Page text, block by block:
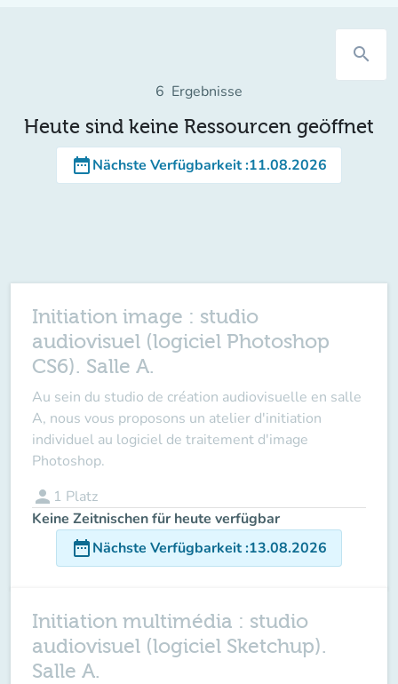
search
6 Ergebnisse
Heute sind keine Ressourcen geöffnet
date_rangeNächste Verfügbarkeit:11.08.2026
Initiation image : studio
audiovisuel (logiciel Photoshop
CS6). Salle A.
Au sein du studio de création audiovisuelle en salle
A, nous vous proposons un atelier d'initiation
individuel au logiciel de traitement d'image
Photoshop.
person 1 Platz
Keine Zeitnischen für heute verfügbar
date_rangeNächste Verfügbarkeit:13.08.2026
Initiation multimédia : studio
audiovisuel (logiciel Sketchup).
Salle A.